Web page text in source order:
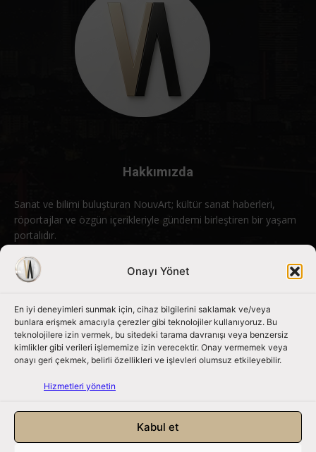
Onayı Yönet
En iyi deneyimleri sunmak için, cihaz bilgilerini saklamak ve/veya
bunlara erişmek amacıyla çerezler gibi teknolojiler kullanıyoruz. Bu
teknolojilere izin vermek, bu sitedeki tarama davranışı veya benzersiz
kimlikler gibi verileri işlememize izin verecektir. Onay vermemek veya
onayı geri çekmek, belirli özellikleri ve işlevleri olumsuz etkileyebilir.
Hizmetleri yönetin
Kabul et
Hakkımızda
Sanat ve bilimi buluşturan NouvArt; kültür sanat haberleri,
röportajlar ve özgün içerikleriyle gündemi birleştiren bir yaşam
portalıdır.
Bizimle iletişime geçin: info@nouvart.net
Bizi Takip Edin